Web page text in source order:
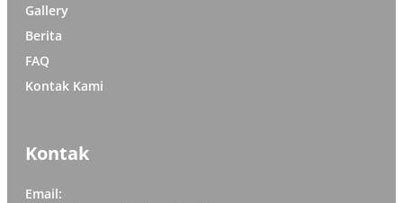
Gallery
Berita
FAQ
Kontak Kami
Kontak
Email: